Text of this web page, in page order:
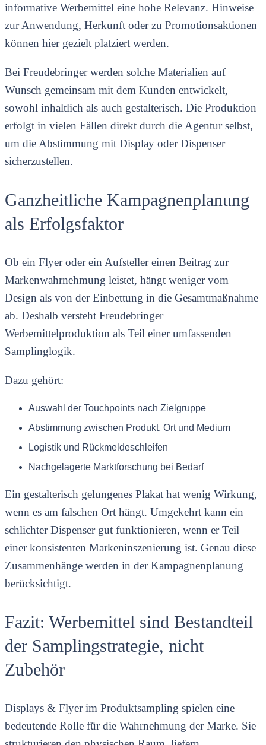
informative Werbemittel eine hohe Relevanz. Hinweise
zur Anwendung, Herkunft oder zu Promotionsaktionen
können hier gezielt platziert werden.
Bei Freudebringer werden solche Materialien auf
Wunsch gemeinsam mit dem Kunden entwickelt,
sowohl inhaltlich als auch gestalterisch. Die Produktion
erfolgt in vielen Fällen direkt durch die Agentur selbst,
um die Abstimmung mit Display oder Dispenser
sicherzustellen.
Ganzheitliche Kampagnenplanung
als Erfolgsfaktor
Ob ein Flyer oder ein Aufsteller einen Beitrag zur
Markenwahrnehmung leistet, hängt weniger vom
Design als von der Einbettung in die Gesamtmaßnahme
ab. Deshalb versteht Freudebringer
Werbemittelproduktion als Teil einer umfassenden
Samplinglogik.
Dazu gehört:
Auswahl der Touchpoints nach Zielgruppe
Abstimmung zwischen Produkt, Ort und Medium
Logistik und Rückmeldeschleifen
Nachgelagerte Marktforschung bei Bedarf
Ein gestalterisch gelungenes Plakat hat wenig Wirkung,
wenn es am falschen Ort hängt. Umgekehrt kann ein
schlichter Dispenser gut funktionieren, wenn er Teil
einer konsistenten Markeninszenierung ist. Genau diese
Zusammenhänge werden in der Kampagnenplanung
berücksichtigt.
Fazit: Werbemittel sind Bestandteil
der Samplingstrategie, nicht
Zubehör
Displays & Flyer im Produktsampling spielen eine
bedeutende Rolle für die Wahrnehmung der Marke. Sie